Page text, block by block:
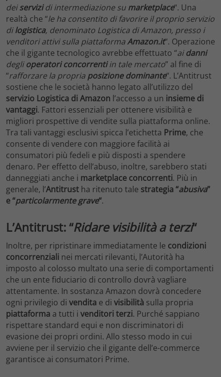
deiservizidi intermediazione su marketplace“. Una
realtà che “le ha consentito di favorire il proprio servizio
dilogistica, denominato Logistica di Amazon, presso i
venditori attivi sulla piattaformaAmazon.it“. Operazione
che il gigante tecnologico avrebbe effettuato “aidanni
deglioperatori concorrentiin tale mercato” al fine di
“rafforzare la propria posizione dominante“. L’Antitrust
sostiene che le società hanno legato all’utilizzo del
servizio Logistica di Amazon l’accesso a un insieme di
vantaggi. Fattori essenziali per ottenere visibilità e
migliori prospettive di vendite sulla piattaforma online.
Tra tali vantaggi esclusivi spicca l’etichetta Prime, che
consente di vendere con maggiore facilità ai
consumatori più fedeli e più disposti a spendere
denaro. Per effetto dell’abuso, inoltre, sarebbero stati
danneggiati anche i marketplace concorrenti. Più in
generale, l’Antitrust ha ritenuto tale strategia “abusiva”
e “particolarmente grave“.
L’Antitrust: “Ridare visibilità a terzi“
Inoltre, per ripristinare immediatamente le condizioni
concorrenziali nei mercati rilevanti, l’Autorità ha
imposto al colosso multato una serie di comportamenti
che un ente fiduciario di controllo dovrà vagliare
attentamente. In sostanza Amazon dovrà concedere
ogni privilegio di vendita e di visibilità sulla propria
piattaforma a tutti i venditori terzi. Purché sappiano
rispettare standard equi e non discriminatori di
evasione dei propri ordini. Allo stesso modo in cui
avviene per il servizio che il gigante dell’e-commerce
garantisce ai consumatori Prime.